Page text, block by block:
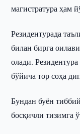
магистратура ҳам
Резидентурада
билан бирга
олади.
бўйича тор соҳа
Бундан буён
босқичли тизимга